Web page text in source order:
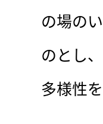
の場の
のとし
多様性